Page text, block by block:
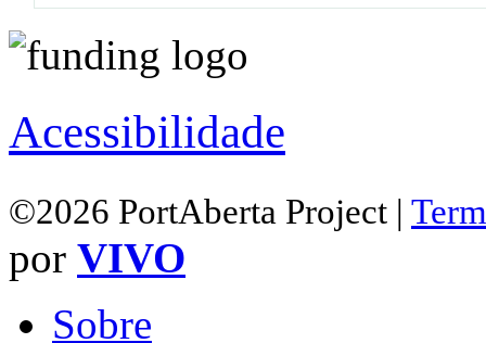
Acessibilidade
©2026 PortAberta Project |
por VIVO
Sobre